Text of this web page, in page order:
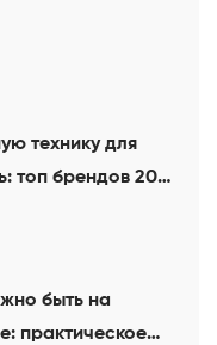
технику для
топ брендов 2026
быть на
практическое